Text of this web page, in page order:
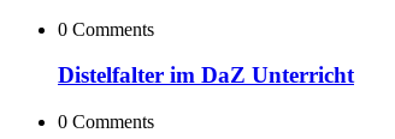
0 Comments
Distelfalter im DaZ Unterricht
0 Comments